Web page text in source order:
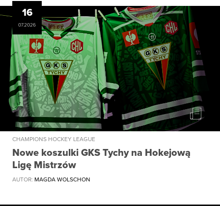
16
07.2026
CHAMPIONS HOCKEY LEAGUE
Nowe koszulki GKS Tychy na Hokejową
Ligę Mistrzów
AUTOR: MAGDA WOLSCHON